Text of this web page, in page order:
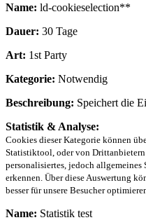
Name: ld-cookieselection**
Dauer: 30 Tage
Art: 1st Party
Kategorie: Notwendig
Beschreibung: Speichert die
Statistik & Analyse:
Cookies dieser Kategorie können
Statistiktool, oder von Drittanbietern
personalisiertes, jedoch allgemeines
erkennen. Über diese Auswertung
besser für unsere Besucher
Name: Statistik test